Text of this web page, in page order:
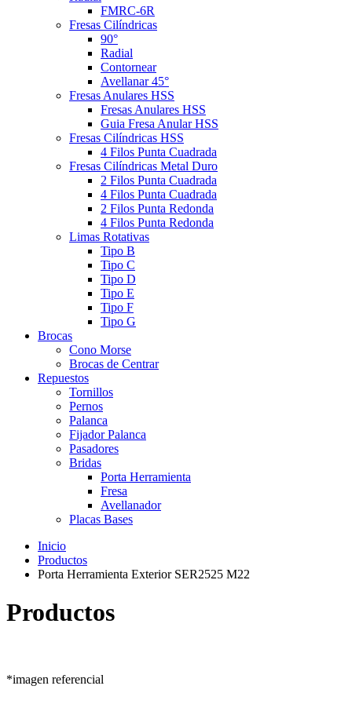
FMRC-6R
Fresas Cilíndricas
90°
Radial
Contornear
Avellanar 45°
Fresas Anulares HSS
Fresas Anulares HSS
Guia Fresa Anular HSS
Fresas Cilíndricas HSS
4 Filos Punta Cuadrada
Fresas Cilíndricas Metal Duro
2 Filos Punta Cuadrada
4 Filos Punta Cuadrada
2 Filos Punta Redonda
4 Filos Punta Redonda
Limas Rotativas
Tipo B
Tipo C
Tipo D
Tipo E
Tipo F
Tipo G
Brocas
Cono Morse
Brocas de Centrar
Repuestos
Tornillos
Pernos
Palanca
Fijador Palanca
Pasadores
Bridas
Porta Herramienta
Fresa
Avellanador
Placas Bases
Inicio
Productos
Porta Herramienta Exterior SER2525 M22
Productos
*imagen referencial